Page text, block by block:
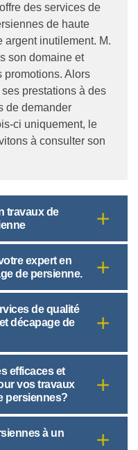
des services de
de haute
inutilement. M.
son domaine et
promotions. Alors
prestations à des
de demander
ci uniquement, le
à consulter son
travaux de
expert en
de persienne.
de qualité
décapage de
efficaces et
vos travaux
persiennes?
à un